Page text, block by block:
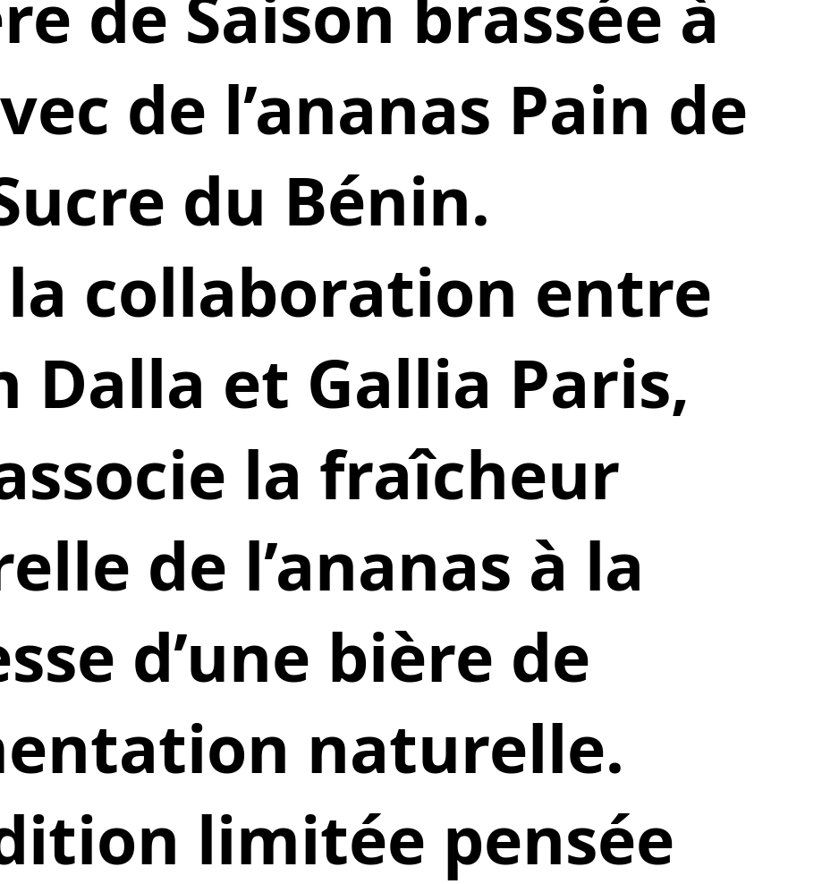
de l’ananas Pain de
du Bénin.
la collaboration entre
Dalla et Gallia Paris,
la fraîcheur
de l’ananas à la
d’une bière de
naturelle.
limitée pensée